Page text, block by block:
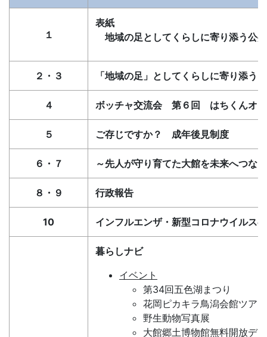
１
表紙
地域の足としてくらしに寄り添う公
２・３ 「地域の足」としてくらしに寄り添う
４ ボッチャ交流会 第６回 はちくんオ
５ ご存じですか？ 成年後見制度
６・７ ～先人が守り育てた大館を未来へつ
８・９ 行政報告
10 インフルエンザ・新型コロナウイルス
暮らしナビ
イベント
第34回五色湖まつり
花岡ピカキラ鳥潟会館ツア
野生動物写真展
大館郷土博物館無料開放デー